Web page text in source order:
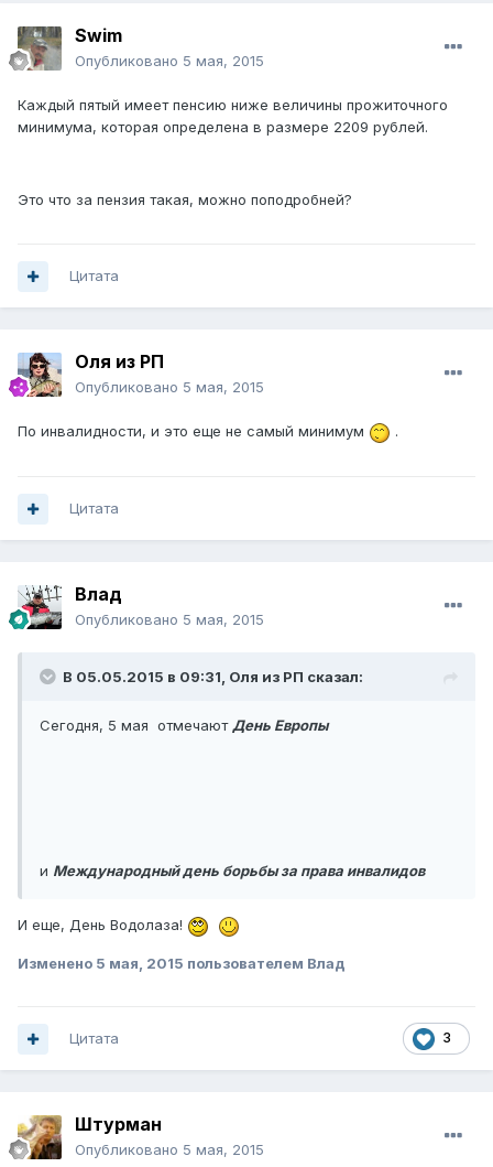
Swim
Опубликовано 5 мая, 2015
Каждый пятый имеет пенсию ниже величины прожиточного
минимума, которая определена в размере 2209 рублей.
Это что за пензия такая, можно поподробней?
Цитата
Оля из РП
Опубликовано 5 мая, 2015
По инвалидности, и это еще не самый минимум .
Цитата
Влад
Опубликовано 5 мая, 2015
В 05.05.2015 в 09:31, Оля из РП сказал:
Сегодня, 5 мая отмечаютДень Европы
и Международный день борьбы за права инвалидов
И еще, День Водолаза!
Изменено 5 мая, 2015 пользователем Влад
3
Цитата
Штурман
Опубликовано 5 мая, 2015